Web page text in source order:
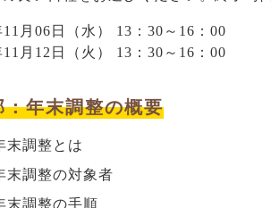
11月06日（水） 13：30～16：00
11月12日（火） 13：30～16：00
：年末調整の概要
末調整とは
末調整の対象者
末調整の手順